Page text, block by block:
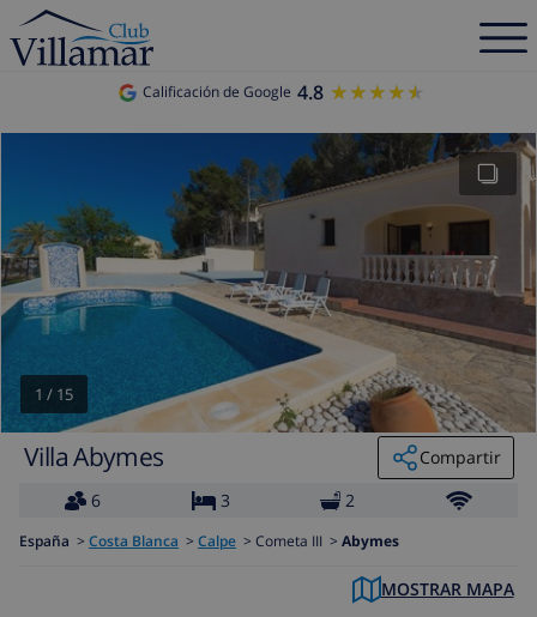
Calificación de Google 4.8 ★★★★★
★★★★★
1 / 15
Villa Abymes
Compartir
6
3 2
España > Costa Blanca > Calpe > Cometa III > Abymes
MOSTRAR MAPA